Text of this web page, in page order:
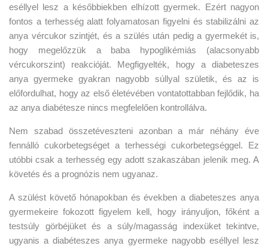
eséllyel lesz a későbbiekben elhízott gyermek. Ezért nagyon
fontos a terhesség alatt folyamatosan figyelni és stabilizálni az
anya vércukor szintjét, és a szülés után pedig a gyermekét is,
hogy megelőzzük a baba hypoglikémiás (alacsonyabb
vércukorszint) reakcióját. Megfigyelték, hogy a diabeteszes
anya gyermeke gyakran nagyobb súllyal születik, és az is
előfordulhat, hogy az első életévében vontatottabban fejlődik, ha
az anya diabétesze nincs megfelelően kontrollálva.
Nem szabad összetéveszteni azonban a már néhány éve
fennálló cukorbetegséget a terhességi cukorbetegséggel. Ez
utóbbi csak a terhesség egy adott szakaszában jelenik meg. A
követés és a prognózis nem ugyanaz.
A szülést követő hónapokban és években a diabeteszes anya
gyermekeire fokozott figyelem kell, hogy irányuljon, főként a
testsúly görbéjüket és a súly/magasság indexüket tekintve,
ugyanis a diabéteszes anya gyermeke nagyobb eséllyel lesz